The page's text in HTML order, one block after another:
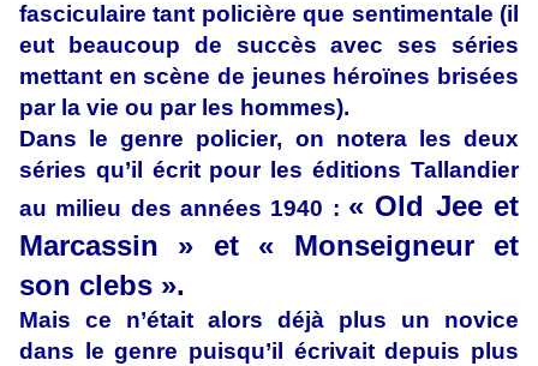
fasciculaire tant policière que sentimentale (il
eut beaucoup de succès avec ses séries
mettant en scène de jeunes héroïnes brisées
par la vie ou par les hommes).
Dans le genre policier, on notera les deux
séries qu’il écrit pour les éditions Tallandier
au milieu des années 1940 : « Old Jee et
Marcassin » et « Monseigneur et
son clebs ».
Mais ce n’était alors déjà plus un novice
dans le genre puisqu’il écrivait depuis plus